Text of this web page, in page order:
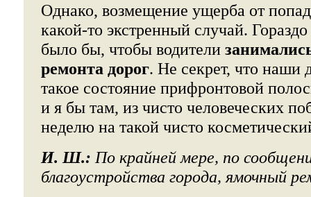
Однако, возмещение ущерба от
какой-то экстренный случай.
было бы, чтобы водители
ремонта дорог. Не секрет, что наши
такое состояние прифронтовой
и я бы там, из чисто человеческих
неделю на такой чисто
И. Ш.: По крайней мере, по
благоустройства города, ямочный